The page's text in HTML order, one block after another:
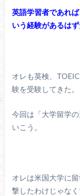
英語学習者であれ
いう経験があるはず
オレも英検、
験を受験してきた。
今回は「大学留学
いこう。
オレは米国大学に
撃したわけじゃなく